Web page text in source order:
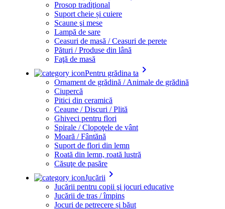
Prosop tradiţional
Suport cheie și cuiere
Scaune şi mese
Lampă de sare
Ceasuri de masă / Ceasuri de perete
Pături / Produse din lână
Faţă de masă
Pentru grădina ta keyboard_arrow_right
Ornament de grădină / Animale de grădină
Ciupercă
Pitici din ceramică
Ceaune / Discuri / Plită
Ghiveci pentru flori
Spirale / Clopoţele de vânt
Moară / Fântănă
Suport de flori din lemn
Roată din lemn, roată lustră
Căsuţe de pasăre
Jucării keyboard_arrow_right
Jucării pentru copii şi jocuri educative
Jucării de tras / împins
Jocuri de petrecere și băut